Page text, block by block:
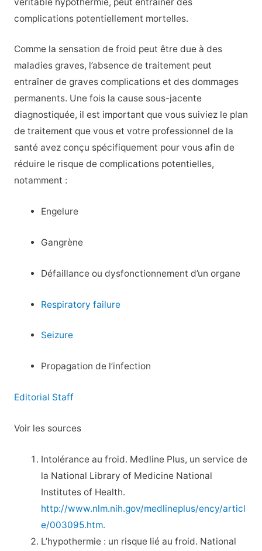
complications potentiellement mortelles.
Comme la sensation de froid peut être due à des
maladies graves, l’absence de traitement peut
entraîner de graves complications et des dommages
permanents. Une fois la cause sous-jacente
diagnostiquée, il est important que vous suiviez le plan
de traitement que vous et votre professionnel de la
santé avez conçu spécifiquement pour vous afin de
réduire le risque de complications potentielles,
notamment :
Engelure
Gangrène
Défaillance ou dysfonctionnement d’un organe
Respiratory failure
Seizure
Propagation de l’infection
Editorial Staff
Voir les sources
Intolérance au froid. Medline Plus, un service de
la National Library of Medicine National
Institutes of Health.
http://www.nlm.nih.gov/medlineplus/ency/articl
e/003095.htm.
L’hypothermie : un risque lié au froid. National